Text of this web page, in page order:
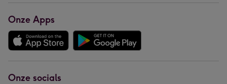
Onze Apps
Onze socials